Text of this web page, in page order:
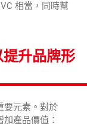
相當，同時幫
升品牌形
要元素。對於
產品價值：